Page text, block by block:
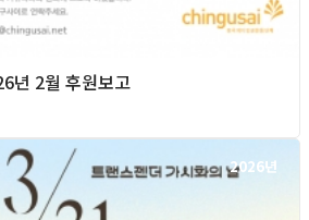
년 2월 후원보고
2026년